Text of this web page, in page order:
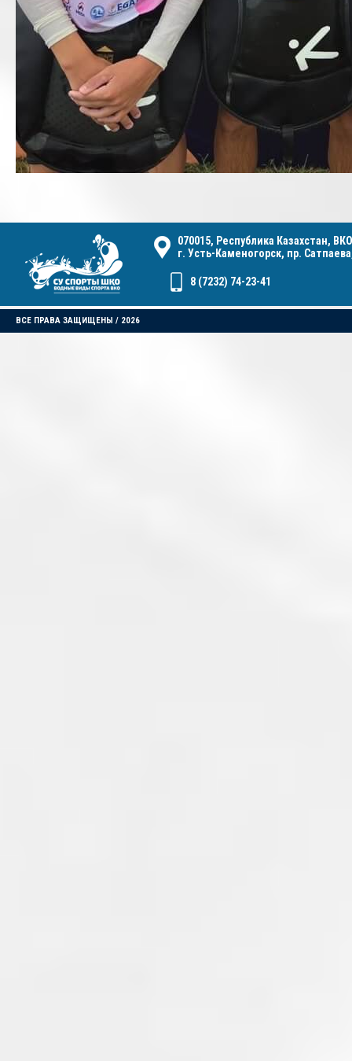
070015, Республика Казахстан,
г. Усть-Каменогорск, пр.
8 (7232) 74-23-41
ВСЕ ПРАВА ЗАЩИЩЕНЫ / 2026